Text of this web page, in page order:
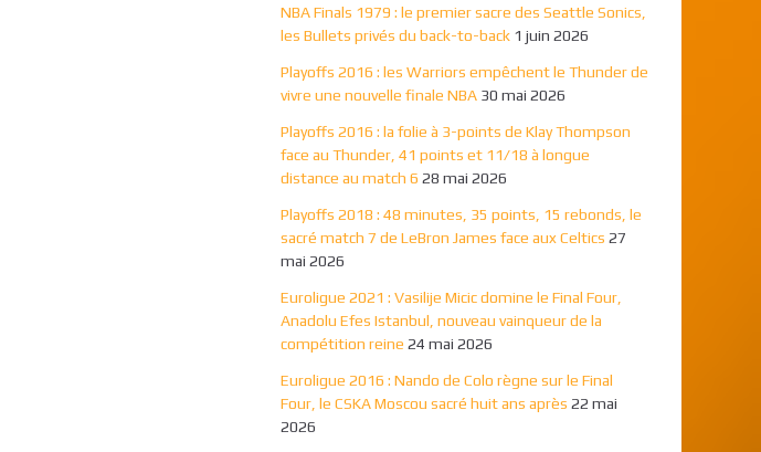
NBA Finals 1979 : le premier sacre des Seattle Sonics,
les Bullets privés du back-to-back 1 juin 2026
Playoffs 2016 : les Warriors empêchent le Thunder de
vivre une nouvelle finale NBA 30 mai 2026
Playoffs 2016 : la folie à 3-points de Klay Thompson
face au Thunder, 41 points et 11/18 à longue
distance au match 6 28 mai 2026
Playoffs 2018 : 48 minutes, 35 points, 15 rebonds, le
sacré match 7 de LeBron James face aux Celtics 27
mai 2026
Euroligue 2021 : Vasilije Micic domine le Final Four,
Anadolu Efes Istanbul, nouveau vainqueur de la
compétition reine 24 mai 2026
Euroligue 2016 : Nando de Colo règne sur le Final
Four, le CSKA Moscou sacré huit ans après 22 mai
2026